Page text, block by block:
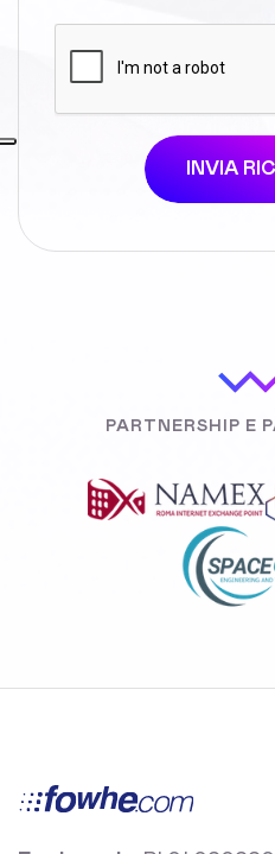
INVIA
PARTNERSHIP E